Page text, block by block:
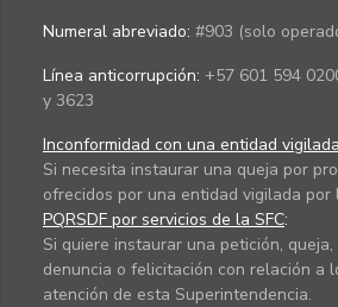
Numeral abreviado: #903 (solo
Línea anticorrupción: +57 601 594
y 3623
Inconformidad con una entidad vigilada
Si necesita instaurar una queja por
ofrecidos por una entidad vigilada por
PQRSDF por servicios de la SFC:
Si quiere instaurar una petición,
denuncia o felicitación con relación a
atención de esta Superintendencia.